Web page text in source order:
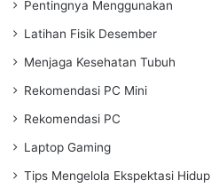
Pentingnya Menggunakan
Latihan Fisik Desember
Menjaga Kesehatan Tubuh
Rekomendasi PC Mini
Rekomendasi PC
Laptop Gaming
Tips Mengelola Ekspektasi Hidup